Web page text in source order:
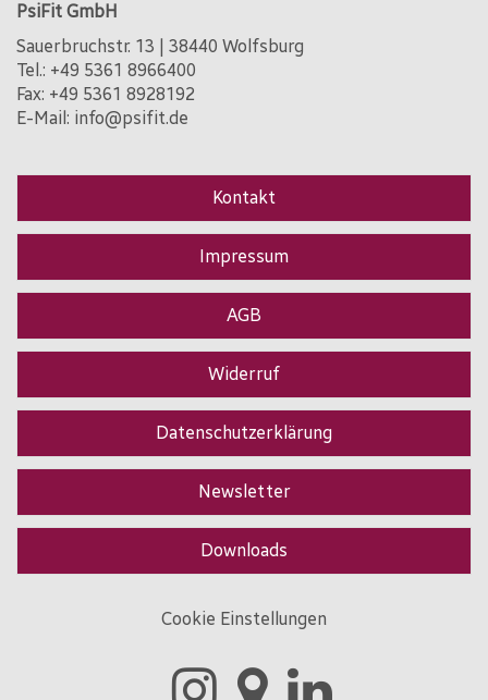
PsiFit GmbH
Sauerbruchstr. 13 | 38440 Wolfsburg
Tel.: +49 5361 8966400
Fax: +49 5361 8928192
E-Mail: info@psifit.de
Kontakt
Impressum
AGB
Widerruf
Datenschutzerklärung
Newsletter
Downloads
Cookie Einstellungen